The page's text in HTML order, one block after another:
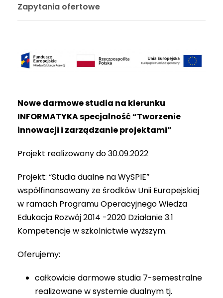
Zapytania ofertowe
Nowe darmowe studia na kierunku
INFORMATYKA specjalność “Tworzenie
innowacji i zarządzanie projektami”
Projekt realizowany do 30.09.2022
Projekt: “Studia dualne na WySPIE”
współfinansowany ze środków Unii Europejskiej
w ramach Programu Operacyjnego Wiedza
Edukacja Rozwój 2014 -2020 Działanie 3.1
Kompetencje w szkolnictwie wyższym.
Oferujemy:
całkowicie darmowe studia 7-semestralne
realizowane w systemie dualnym tj.